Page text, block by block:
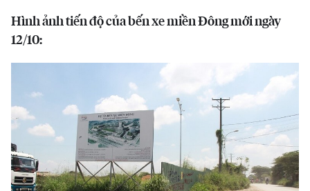
Hình ảnh tiến độ của bến xe miền Đông mới ngày
12/10: